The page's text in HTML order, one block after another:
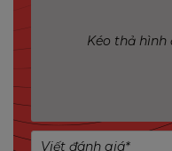
Chi tiết
Cấu tạo sản phẩm:
Khung kim loại chắc
Kéo thả hình